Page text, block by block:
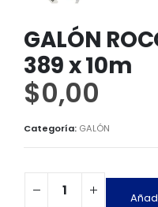
GALÓN
389 x 10m
$0,00
Categoría: GALÓN